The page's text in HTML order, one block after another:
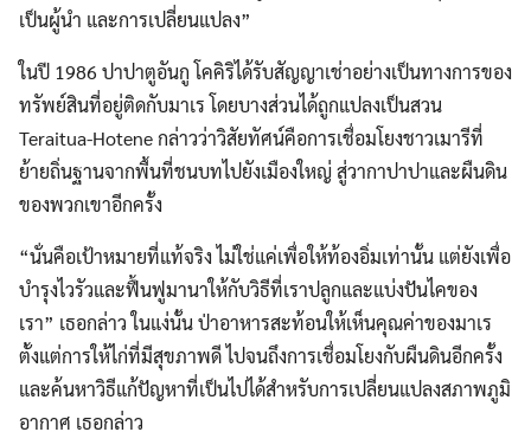
เป็นผู้นำ และการเปลี่ยนแปลง”
ในปี 1986 ปาปาตูอันกู โคคิริได้รับสัญญาเช่าอย่างเป็นทางการของ
ทรัพย์สินที่อยู่ติดกับมาเร โดยบางส่วนได้ถูกแปลงเป็นสวน
Teraitua-Hotene กล่าวว่าวิสัยทัศน์คือการเชื่อมโยงชาวเมารีที่
ย้ายถิ่นฐานจากพื้นที่ชนบทไปยังเมืองใหญ่ สู่วากาปาปาและผืนดิน
ของพวกเขาอีกครั้ง
“นั่นคือเป้าหมายที่แท้จริง ไม่ใช่แค่เพื่อให้ท้องอิ่มเท่านั้น แต่ยังเพื่อ
บำรุงไวรัวและฟื้นฟูมานาให้กับวิธีที่เราปลูกและแบ่งปันไคของ
เรา” เธอกล่าว ในแง่นั้น ป่าอาหารสะท้อนให้เห็นคุณค่าของมาเร
ตั้งแต่การให้ไก่ที่มีสุขภาพดี ไปจนถึงการเชื่อมโยงกับผืนดินอีกครั้ง
และค้นหาวิธีแก้ปัญหาที่เป็นไปได้สำหรับการเปลี่ยนแปลงสภาพภูมิ
อากาศ เธอกล่าว